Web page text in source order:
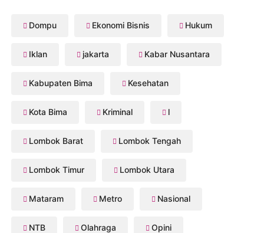
Dompu Ekonomi Bisnis Hukum
Iklan jakarta Kabar Nusantara
Kabupaten Bima Kesehatan
Kota Bima Kriminal l
Lombok Barat Lombok Tengah
Lombok Timur Lombok Utara
Mataram Metro Nasional
NTB Olahraga Opini